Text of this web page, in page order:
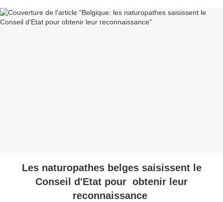
Les naturopathes belges saisissent le
Conseil d'Etat pour obtenir leur
reconnaissance